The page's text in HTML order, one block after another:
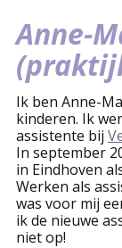
Anne-
Ik ben Anne-
kinderen. Ik
assistente bij
In september
in Eindhoven
Werken als
was voor mij
ik de nieuwe
niet op!